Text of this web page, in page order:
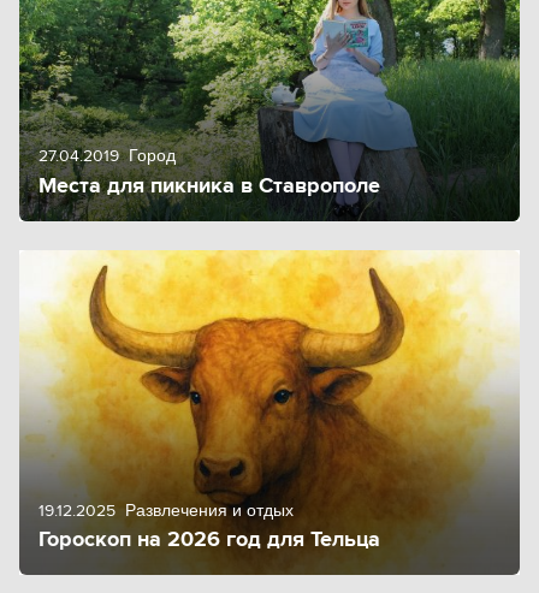
27.04.2019 Город
Места для пикника в Ставрополе
19.12.2025 Развлечения и отдых
Гороскоп на 2026 год для Тельца